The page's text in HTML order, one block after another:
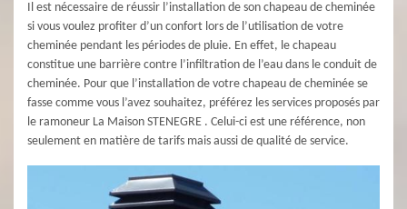
Il est nécessaire de réussir l’installation de son chapeau de cheminée
si vous voulez profiter d’un confort lors de l’utilisation de votre
cheminée pendant les périodes de pluie. En effet, le chapeau
constitue une barrière contre l’infiltration de l’eau dans le conduit de
cheminée. Pour que l’installation de votre chapeau de cheminée se
fasse comme vous l’avez souhaitez, préférez les services proposés par
le ramoneur La Maison STENEGRE . Celui-ci est une référence, non
seulement en matière de tarifs mais aussi de qualité de service.